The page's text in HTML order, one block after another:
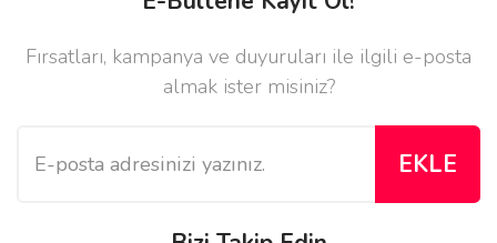
Fırsatları, kampanya ve duyuruları ile ilgili e-posta
almak ister misiniz?
EKLE